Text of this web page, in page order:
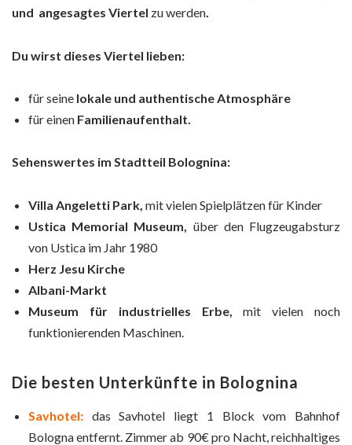
und angesagtes Viertel zu werden.
Du wirst dieses Viertel lieben:
für seine lokale und authentische Atmosphäre
für einen Familienaufenthalt.
Sehenswertes im Stadtteil Bolognina:
Villa Angeletti Park, mit vielen Spielplätzen für Kinder
Ustica Memorial Museum, über den Flugzeugabsturz
von Ustica im Jahr 1980
Herz Jesu Kirche
Albani-Markt
Museum für industrielles Erbe, mit vielen noch
funktionierenden Maschinen.
Die besten Unterkünfte in Bolognina
Savhotel: das Savhotel liegt 1 Block vom Bahnhof
Bologna entfernt. Zimmer ab 90€ pro Nacht, reichhaltiges